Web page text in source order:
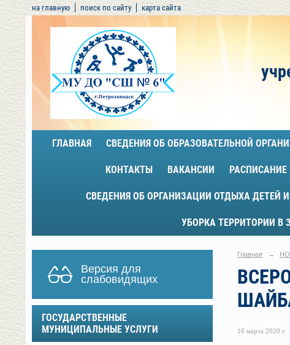
на главную поиск по сайту карта сайта
ГЛАВНАЯ СВЕДЕНИЯ ОБ ОБРАЗОВАТЕЛЬНОЙ
КОНТАКТЫ ВАКАНСИИ РАСПИСАНИЕ
СВЕДЕНИЯ ОБ ОРГАНИЗАЦИИ ОТДЫХА ДЕТЕЙ
УБОРКА ТЕРРИТОРИИ В
Версия для
слабовидящих
ГОСУДАРСТВЕННЫЕ
МУНИЦИПАЛЬНЫЕ УСЛУГИ
Главная →
16 марта 2020 г.